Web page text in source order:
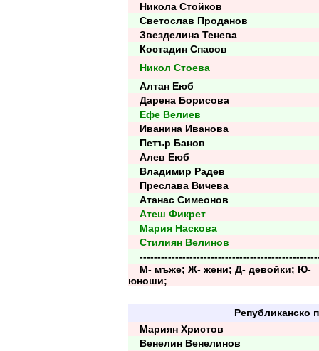
Никола Стойков
Светослав Проданов
Звезделина Тенева
Костадин Спасов
Никол Стоева
Алтан Еюб
Дарена Борисова
Ефе Велиев
Иванина Иванова
Петър Банов
Алев Еюб
Владимир Радев
Преслава Вичева
Атанас Симеонов
Атеш Фикрет
Мария Наскова
Стилиян Велинов
М- мъже; Ж- жени; Д- девойки; Ю-
юноши;
Републиканско
Мариян Христов
Венелин Венелинов